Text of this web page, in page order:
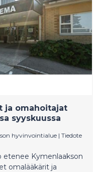
ja omahoitajat
syyskuussa
hyvinvointialue | Tiedote
Kymenlaakson
omalääkärit ja